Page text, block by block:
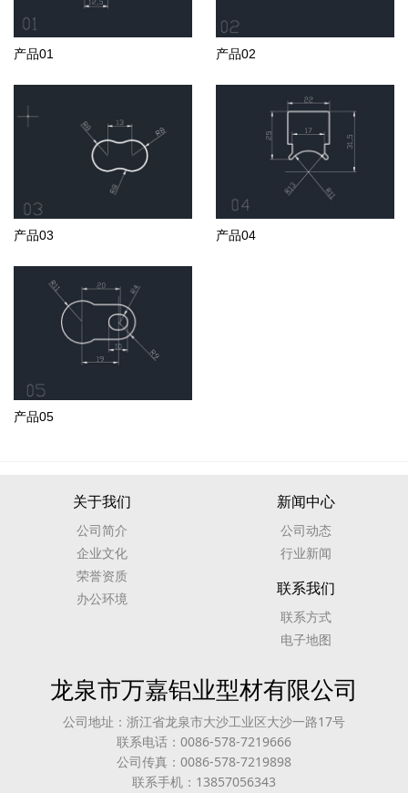
产品01 产品02
产品03 产品04
产品05
关于我们
公司简介
企业文化
荣誉资质
办公环境
新闻中心
公司动态
行业新闻
联系我们
联系方式
电子地图
龙泉市万嘉铝业型材有限公司
公司地址：浙江省龙泉市大沙工业区大沙一路17号
联系电话：0086-578-7219666
公司传真：0086-578-7219898
联系手机：13857056343